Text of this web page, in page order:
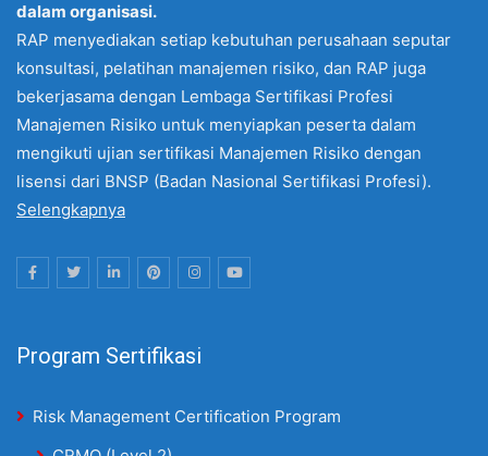
dalam organisasi.
RAP menyediakan setiap kebutuhan perusahaan seputar
konsultasi, pelatihan manajemen risiko, dan RAP juga
bekerjasama dengan Lembaga Sertifikasi Profesi
Manajemen Risiko untuk menyiapkan peserta dalam
mengikuti ujian sertifikasi Manajemen Risiko dengan
lisensi dari BNSP (Badan Nasional Sertifikasi Profesi).
Selengkapnya
Program Sertifikasi
Risk Management Certification Program